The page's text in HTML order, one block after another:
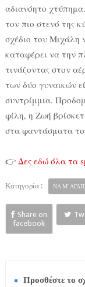
αδιανόητο
τον πιο στενό της
σχέδιο του Μιχάλη
καταφέρει να την
τινάζοντας στον
των δύο γυναικών
συντρίμμια.
φίλη, η Ζωή
στα φαντάσματα
👉 Δες εδώ όλα τα
Κατηγορία : ΝΑ Μ'
Share on
facebook
Προσθέστε το